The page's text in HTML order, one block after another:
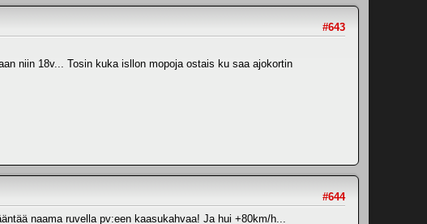
#643
niin 18v... Tosin kuka isllon mopoja ostais ku saa ajokortin
#644
naama ruvella pv:een kaasukahvaa! Ja hui +80km/h...